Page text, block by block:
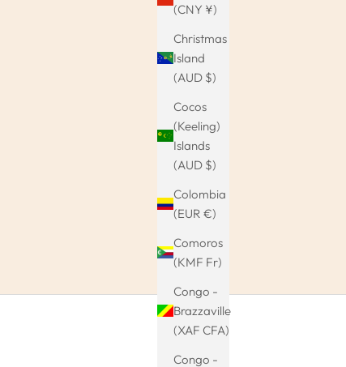
(CNY ¥)
Christmas
Island
(AUD $)
Cocos
(Keeling)
Islands
(AUD $)
Colombia
(EUR €)
Comoros
(KMF Fr)
Congo -
Brazzaville
(XAF CFA)
Congo -